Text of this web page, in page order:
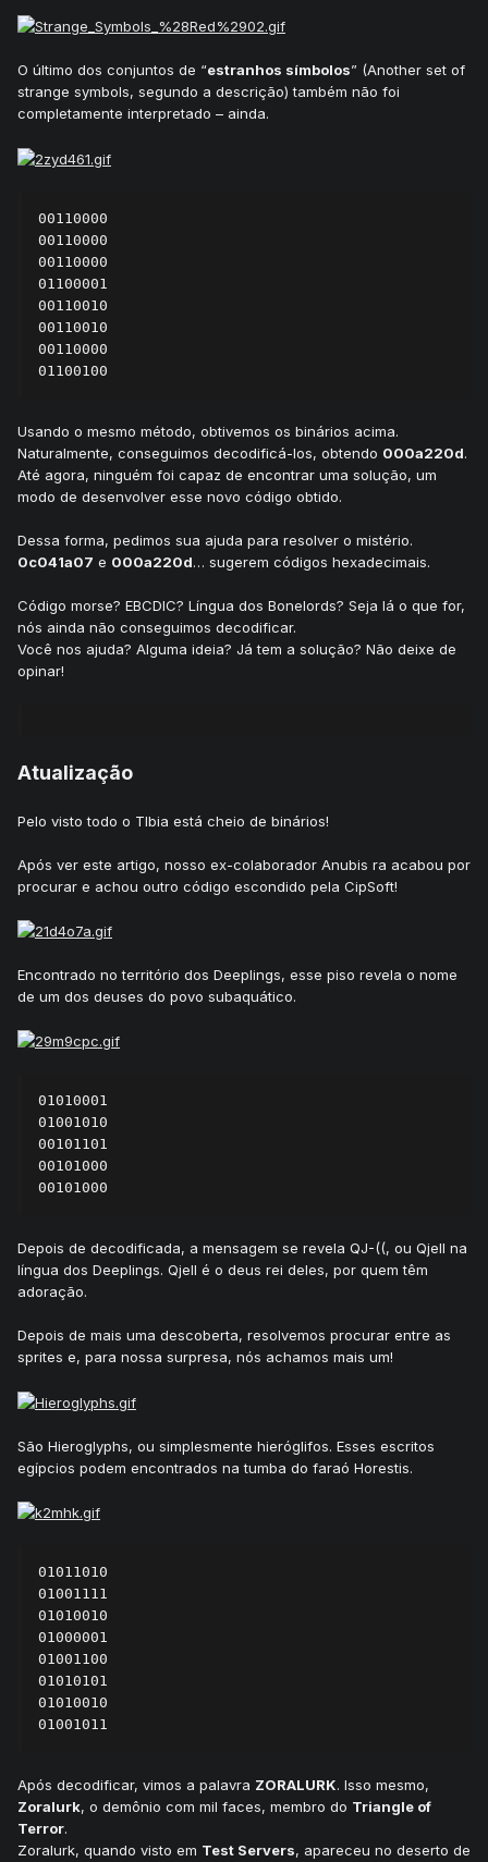
O último dos conjuntos de “estranhos símbolos” (Another set of
strange symbols, segundo a descrição) também não foi
completamente interpretado – ainda.
00110000
00110000
00110000
01100001
00110010
00110010
00110000
01100100
Usando o mesmo método, obtivemos os binários acima.
Naturalmente, conseguimos decodificá-los, obtendo 000a220d.
Até agora, ninguém foi capaz de encontrar uma solução, um
modo de desenvolver esse novo código obtido.
Dessa forma, pedimos sua ajuda para resolver o mistério.
0c041a07 e 000a220d… sugerem códigos hexadecimais.
Código morse? EBCDIC? Língua dos Bonelords? Seja lá o que for,
nós ainda não conseguimos decodificar.
Você nos ajuda? Alguma ideia? Já tem a solução? Não deixe de
opinar!
Atualização
Pelo visto todo o TIbia está cheio de binários!
Após ver este artigo, nosso ex-colaborador Anubis ra acabou por
procurar e achou outro código escondido pela CipSoft!
Encontrado no território dos Deeplings, esse piso revela o nome
de um dos deuses do povo subaquático.
01010001
01001010
00101101
00101000
00101000
Depois de decodificada, a mensagem se revela QJ-((, ou Qjell na
língua dos Deeplings. Qjell é o deus rei deles, por quem têm
adoração.
Depois de mais uma descoberta, resolvemos procurar entre as
sprites e, para nossa surpresa, nós achamos mais um!
São Hieroglyphs, ou simplesmente hieróglifos. Esses escritos
egípcios podem encontrados na tumba do faraó Horestis.
01011010
01001111
01010010
01000001
01001100
01010101
01010010
01001011
Após decodificar, vimos a palavra ZORALURK. Isso mesmo,
Zoralurk, o demônio com mil faces, membro do Triangle of
Terror.
Zoralurk, quando visto em Test Servers, apareceu no deserto de